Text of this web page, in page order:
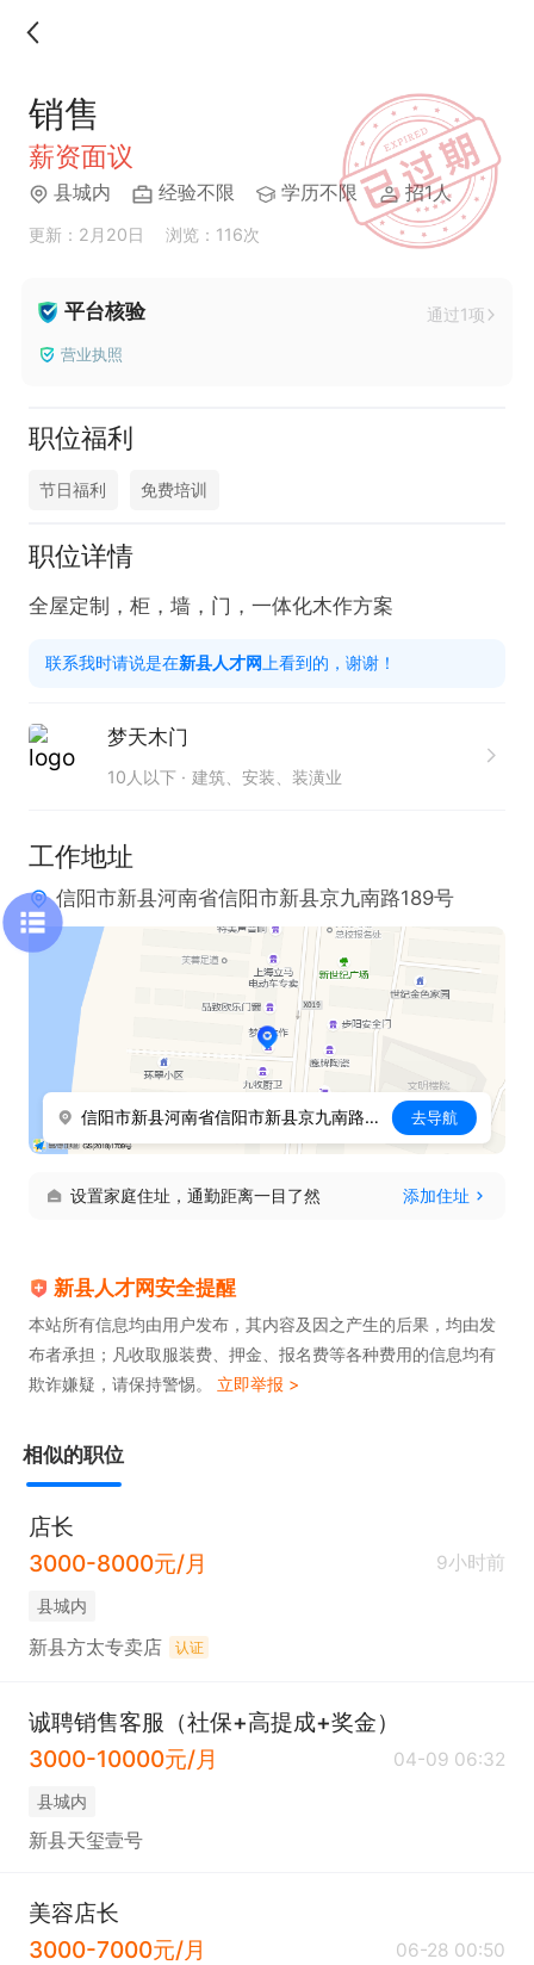
销售
薪资面议
县城内 经验不限 学历不限 招1人
更新：2月20日 浏览：116次
平台核验 通过1项
营业执照
职位福利
节日福利 免费培训
职位详情
全屋定制，柜，墙，门，一体化木作方案
联系我时请说是在新县人才网 上看到的，谢谢！
梦天木门
10人以下 建筑、安装、装潢业
工作地址
信阳市新县河南省信阳市新县京九南路189号
信阳市新县河南省信阳市新县京九南路189号 去导航
设置家庭住址，通勤距离一目了然 添加住址
新县人才网安全提醒
本站所有信息均由用户发布，其内容及因之产生的后果，均由发
布者承担；凡收取服装费、押金、报名费等各种费用的信息均有
欺诈嫌疑，请保持警惕。 立即举报 >
相似的职位
店长
3000-8000元/月
9小时前
县城内
新县方太专卖店 认证
诚聘销售客服（社保+高提成+奖金）
3000-10000元/月
04-09 06:32
县城内
新县天玺壹号
美容店长
3000-7000元/月
06-28 00:50